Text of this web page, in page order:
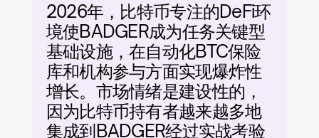
2026年，比特币专注的DeFi环
境使BADGER成为任务关键型
基础设施，在自动化BTC保险
库和机构参与方面实现爆炸性
增长。市场情绪是建设性的，
因为比特币持有者越来越多地
集成到BADGER经过实战考验